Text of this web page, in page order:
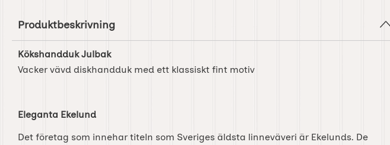
Produktbeskrivning
Kökshandduk Julbak
Vacker vävd diskhandduk med ett klassiskt fint motiv
Eleganta Ekelund
Det företag som innehar titeln som Sveriges äldsta linneväveri är Ekelunds. De